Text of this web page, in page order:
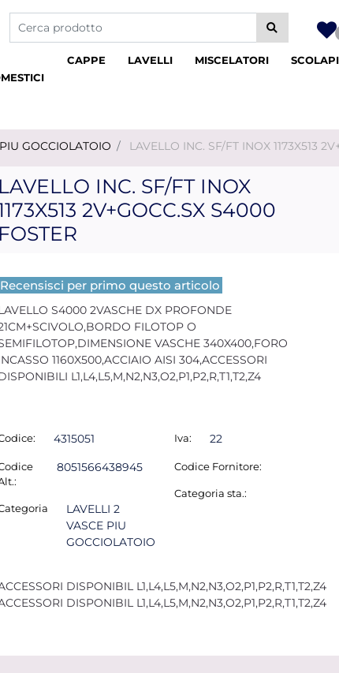
La modifica di un filtro aggiorna automaticamente gli
CAPPE LAVELLI MISCELATORI
GOCCIOLATOIO LAVELLO INC. SF/FT INOX 1173X513
LAVELLO INC. SF/FT INOX
2V+GOCC.SX S4000
FOSTER
Recensisci per primo questo articolo
S4000 2VASCHE DX PROFONDE
FILOTOP O
VASCHE 340X400,FORO
1160X500,ACCIAIO AISI 304,ACCESSORI
L1,L4,L5,M,N2,N3,O2,P1,P2,R,T1,T2,Z4
4315051
8051566438945
LAVELLI 2
VASCE PIU
GOCCIOLATOIO
Iva: 22
Codice Fornitore:
Categoria sta.:
DISPONIBIL L1,L4,L5,M,N2,N3,O2,P1,P2,R,T1,T2,Z4
DISPONIBIL L1,L4,L5,M,N2,N3,O2,P1,P2,R,T1,T2,Z4